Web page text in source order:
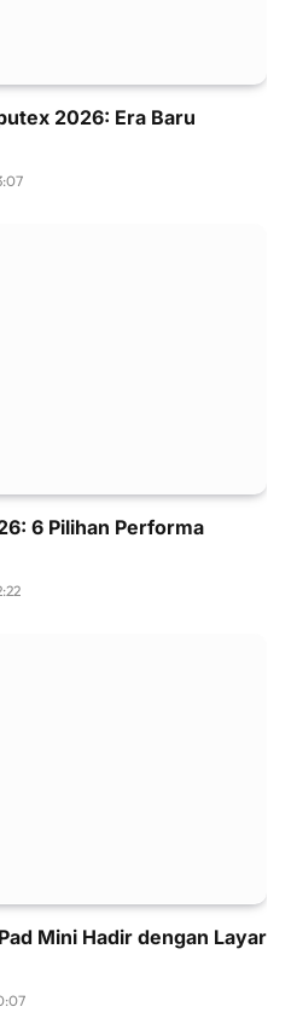
2026: Era Baru
6 Pilihan Performa
Mini Hadir dengan Layar